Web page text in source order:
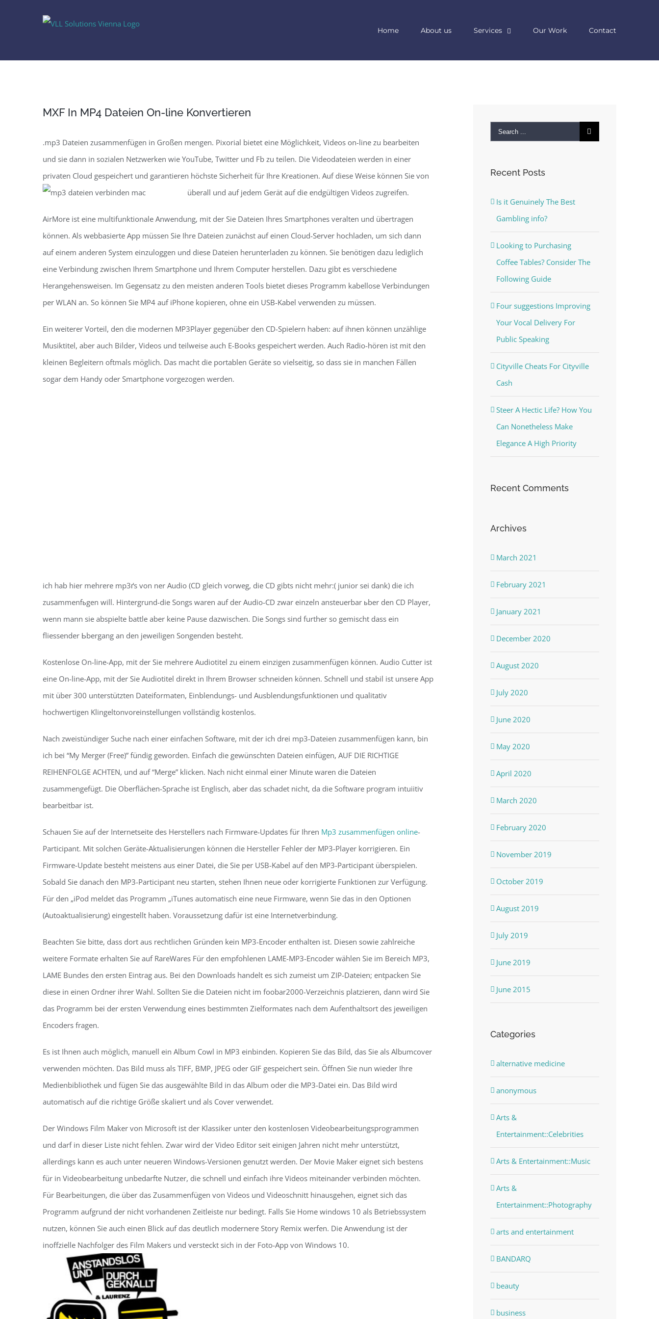
Home About us Services Our Work Contact
MXF In MP4 Dateien On-line Konvertieren
.mp3 Dateien zusammenfügen in Großen mengen. Pixorial bietet eine Möglichkeit, Videos on-line zu bearbeiten
und sie dann in sozialen Netzwerken wie YouTube, Twitter und Fb zu teilen. Die Videodateien werden in einer
privaten Cloud gespeichert und garantieren höchste Sicherheit für Ihre Kreationen. Auf diese Weise können Sie von
überall und auf jedem Gerät auf die endgültigen Videos zugreifen.
AirMore ist eine multifunktionale Anwendung, mit der Sie Dateien Ihres Smartphones veralten und übertragen
können. Als webbasierte App müssen Sie Ihre Dateien zunächst auf einen Cloud-Server hochladen, um sich dann
auf einem anderen System einzuloggen und diese Dateien herunterladen zu können. Sie benötigen dazu lediglich
eine Verbindung zwischen Ihrem Smartphone und Ihrem Computer herstellen. Dazu gibt es verschiedene
Herangehensweisen. Im Gegensatz zu den meisten anderen Tools bietet dieses Programm kabellose Verbindungen
per WLAN an. So können Sie MP4 auf iPhone kopieren, ohne ein USB-Kabel verwenden zu müssen.
Ein weiterer Vorteil, den die modernen MP3Player gegenüber den CD-Spielern haben: auf ihnen können unzählige
Musiktitel, aber auch Bilder, Videos und teilweise auch E-Books gespeichert werden. Auch Radio-hören ist mit den
kleinen Begleitern oftmals möglich. Das macht die portablen Geräte so vielseitig, so dass sie in manchen Fällen
sogar dem Handy oder Smartphone vorgezogen werden.
ich hab hier mehrere mp3ґs von ner Audio (CD gleich vorweg, die CD gibts nicht mehr:( junior sei dank) die ich
zusammenfьgen will. Hintergrund-die Songs waren auf der Audio-CD zwar einzeln ansteuerbar ьber den CD Player,
wenn mann sie abspielte battle aber keine Pause dazwischen. Die Songs sind further so gemischt dass ein
fliessender Ьbergang an den jeweiligen Songenden besteht.
Kostenlose On-line-App, mit der Sie mehrere Audiotitel zu einem einzigen zusammenfügen können. Audio Cutter ist
eine On-line-App, mit der Sie Audiotitel direkt in Ihrem Browser schneiden können. Schnell und stabil ist unsere App
mit über 300 unterstützten Dateiformaten, Einblendungs- und Ausblendungsfunktionen und qualitativ
hochwertigen Klingeltonvoreinstellungen vollständig kostenlos.
Nach zweistündiger Suche nach einer einfachen Software, mit der ich drei mp3-Dateien zusammenfügen kann, bin
ich bei “My Merger (Free)” fündig geworden. Einfach die gewünschten Dateien einfügen, AUF DIE RICHTIGE
REIHENFOLGE ACHTEN, und auf “Merge” klicken. Nach nicht einmal einer Minute waren die Dateien
zusammengefügt. Die Oberflächen-Sprache ist Englisch, aber das schadet nicht, da die Software program intuiitiv
bearbeitbar ist.
Schauen Sie auf der Internetseite des Herstellers nach Firmware-Updates für Ihren Mp3 zusammenfügen online-
Participant. Mit solchen Geräte-Aktualisierungen können die Hersteller Fehler der MP3-Player korrigieren. Ein
Firmware-Update besteht meistens aus einer Datei, die Sie per USB-Kabel auf den MP3-Participant überspielen.
Sobald Sie danach den MP3-Participant neu starten, stehen Ihnen neue oder korrigierte Funktionen zur Verfügung.
Für den „iPod meldet das Programm „iTunes automatisch eine neue Firmware, wenn Sie das in den Optionen
(Autoaktualisierung) eingestellt haben. Voraussetzung dafür ist eine Internetverbindung.
Beachten Sie bitte, dass dort aus rechtlichen Gründen kein MP3-Encoder enthalten ist. Diesen sowie zahlreiche
weitere Formate erhalten Sie auf RareWares Für den empfohlenen LAME-MP3-Encoder wählen Sie im Bereich MP3,
LAME Bundes den ersten Eintrag aus. Bei den Downloads handelt es sich zumeist um ZIP-Dateien; entpacken Sie
diese in einen Ordner ihrer Wahl. Sollten Sie die Dateien nicht im foobar2000-Verzeichnis platzieren, dann wird Sie
das Programm bei der ersten Verwendung eines bestimmten Zielformates nach dem Aufenthaltsort des jeweiligen
Encoders fragen.
Es ist Ihnen auch möglich, manuell ein Album Cowl in MP3 einbinden. Kopieren Sie das Bild, das Sie als Albumcover
verwenden möchten. Das Bild muss als TIFF, BMP, JPEG oder GIF gespeichert sein. Öffnen Sie nun wieder Ihre
Medienbibliothek und fügen Sie das ausgewählte Bild in das Album oder die MP3-Datei ein. Das Bild wird
automatisch auf die richtige Größe skaliert und als Cover verwendet.
Der Windows Film Maker von Microsoft ist der Klassiker unter den kostenlosen Videobearbeitungsprogrammen
und darf in dieser Liste nicht fehlen. Zwar wird der Video Editor seit einigen Jahren nicht mehr unterstützt,
allerdings kann es auch unter neueren Windows-Versionen genutzt werden. Der Movie Maker eignet sich bestens
für in Videobearbeitung unbedarfte Nutzer, die schnell und einfach ihre Videos miteinander verbinden möchten.
Für Bearbeitungen, die über das Zusammenfügen von Videos und Videoschnitt hinausgehen, eignet sich das
Programm aufgrund der nicht vorhandenen Zeitleiste nur bedingt. Falls Sie Home windows 10 als Betriebssystem
nutzen, können Sie auch einen Blick auf das deutlich modernere Story Remix werfen. Die Anwendung ist der
inoffzielle Nachfolger des Film Makers und versteckt sich in der Foto-App von Windows 10.
Search
Recent Posts
Is it Genuinely The Best
Gambling info?
Looking to Purchasing
Coffee Tables? Consider The
Following Guide
Four suggestions Improving
Your Vocal Delivery For
Public Speaking
Cityville Cheats For Cityville
Cash
Steer A Hectic Life? How You
Can Nonetheless Make
Elegance A High Priority
Recent Comments
Archives
March 2021
February 2021
January 2021
December 2020
August 2020
July 2020
June 2020
May 2020
April 2020
March 2020
February 2020
November 2019
October 2019
August 2019
July 2019
June 2019
June 2015
Categories
alternative medicine
anonymous
Arts &
Entertainment::Celebrities
Arts & Entertainment::Music
Arts &
Entertainment::Photography
arts and entertainment
BANDARQ
beauty
business